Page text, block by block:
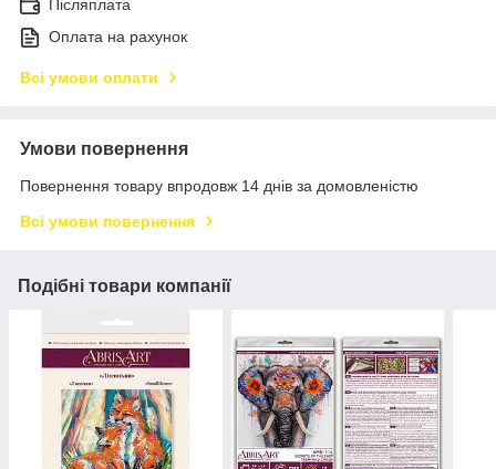
Післяплата
Оплата на рахунок
Всі умови оплати
Умови повернення
Повернення товару впродовж 14 днів за домовленістю
Всі умови повернення
Подібні товари компанії